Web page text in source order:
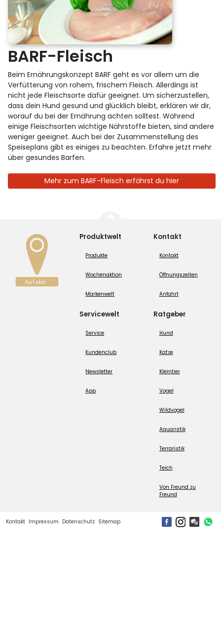
BARF-Fleisch
Beim Ernährungskonzept BARF geht es vor allem um die
Verfütterung von rohem, frischem Fleisch. Allerdings ist
nicht jede Fleischsorte dafür geeignet. Um sicherzustellen,
dass dein Hund gesund und glücklich bleibt, erklären wir dir,
worauf du bei der Ernährung achten solltest. Während
einige Fleischsorten wichtige Nährstoffe bieten, sind andere
weniger geeignet. Auch bei der Zusammenstellung des
Speiseplans gibt es einiges zu beachten. Erfahre jetzt mehr
über gesundes Barfen.
Mehr zum BARF-Fleisch erfährst du hier
Produktwelt
Produkte
Wochenaktion
Markenwelt
Servicewelt
Service
Kundenclub
Newsletter
App
Kontakt
Kontakt
Öffnungszeiten
Anfahrt
Ratgeber
Hund
Katze
Kleintier
Vogel
Wildvogel
Aquaristik
Terraristik
Teich
Von Freund zu
Freund
Kontakt Impressum Datenschutz Sitemap